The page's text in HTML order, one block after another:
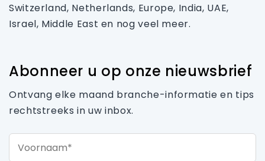
Switzerland, Netherlands, Europe, India, UAE,
Israel, Middle East en nog veel meer.
Abonneer u op onze nieuwsbrief
Ontvang elke maand branche-informatie en tips
rechtstreeks in uw inbox.